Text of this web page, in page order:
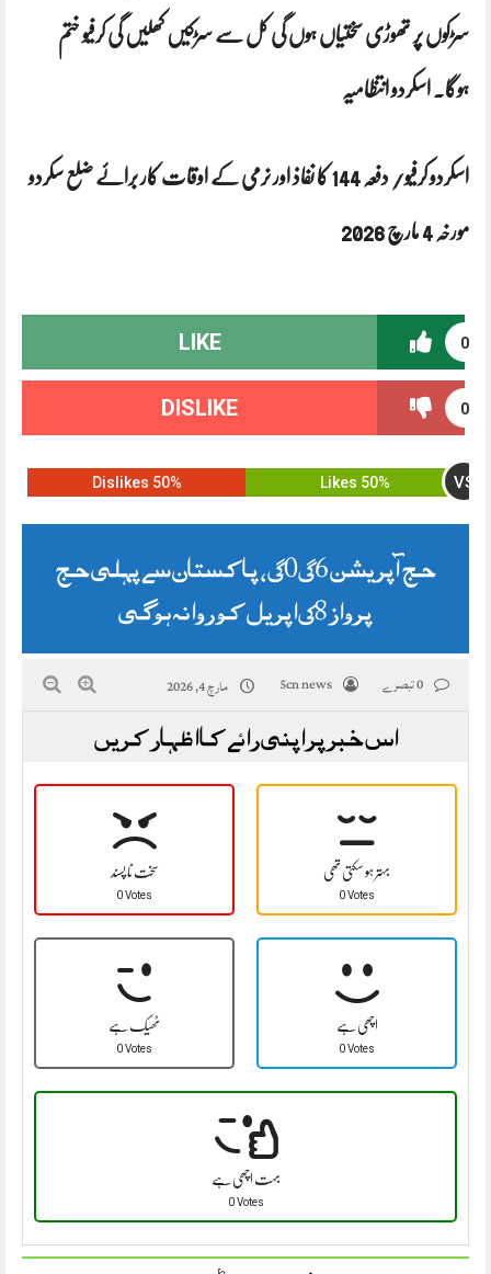
سڑکوں پر تھوڑی سختیاں ہوں گی کل سے سڑکیں کھلیں گی کرفیو ختم
ہوگا۔ اسکردو انتظامیہ
اسکردو کرفیو/ دفعہ 144 کا نفاذ اور نرمی کے اوقات کار برائے ضلع سکردو
مورخہ 4 مارچ 2026
0
LIKE
0
DISLIKE
50% Likes VS
50% Dislikes
حج آپریشن 2026، پاکستان سے پہلی حج
پرواز 18 اپریل کو روانہ ہوگی
5cn news مارچ 4, 2026
اس خبر پر اپنی رائے کا اظہار کریں
سخت نا پسند
0 Votes
بہتر ہو سکتی تھی
0 Votes
ٹھیک ہے
0 Votes
اچھی ہے
0 Votes
بہت اچھی ہے
0 Votes